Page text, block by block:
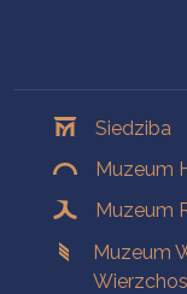
Siedziba
Muzeum
Muzeum
Muzeum